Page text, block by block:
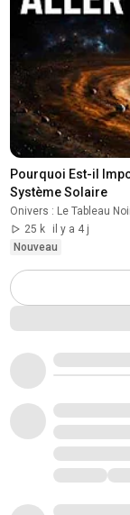
Pourquoi Est-il
Système Solaire
Onivers : Le Tableau
25 k
il y a 4 j
Nouveau